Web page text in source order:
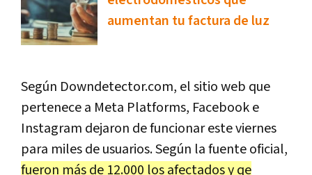
aumentan tu factura de luz
Según Downdetector.com, el sitio web que
pertenece a Meta Platforms, Facebook e
Instagram dejaron de funcionar este viernes
para miles de usuarios. Según la fuente oficial,
fueron más de 12.000 los afectados y qe